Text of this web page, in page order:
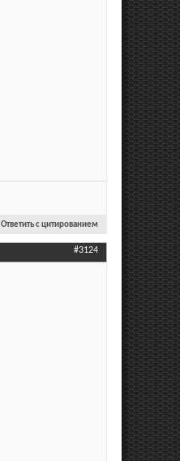
Ответить с цитированием
#3124